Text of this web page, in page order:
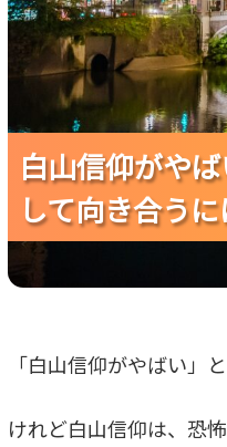
白山信仰がや
して向き合うに
白山信仰がや
して向き合うに
白山信仰がや
して向き合うに
「白山信仰がやばい」
けれど白山信仰は、恐